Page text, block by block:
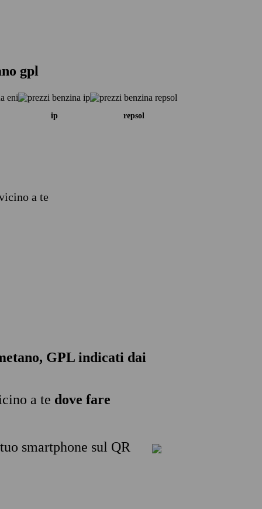
gpl
ip repsol
a te
GPL indicati dai
a te dove fare
smartphone sul QR